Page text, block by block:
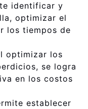
identificar y
optimizar el
los tiempos de
optimizar los
se logra
en los costos
establecer